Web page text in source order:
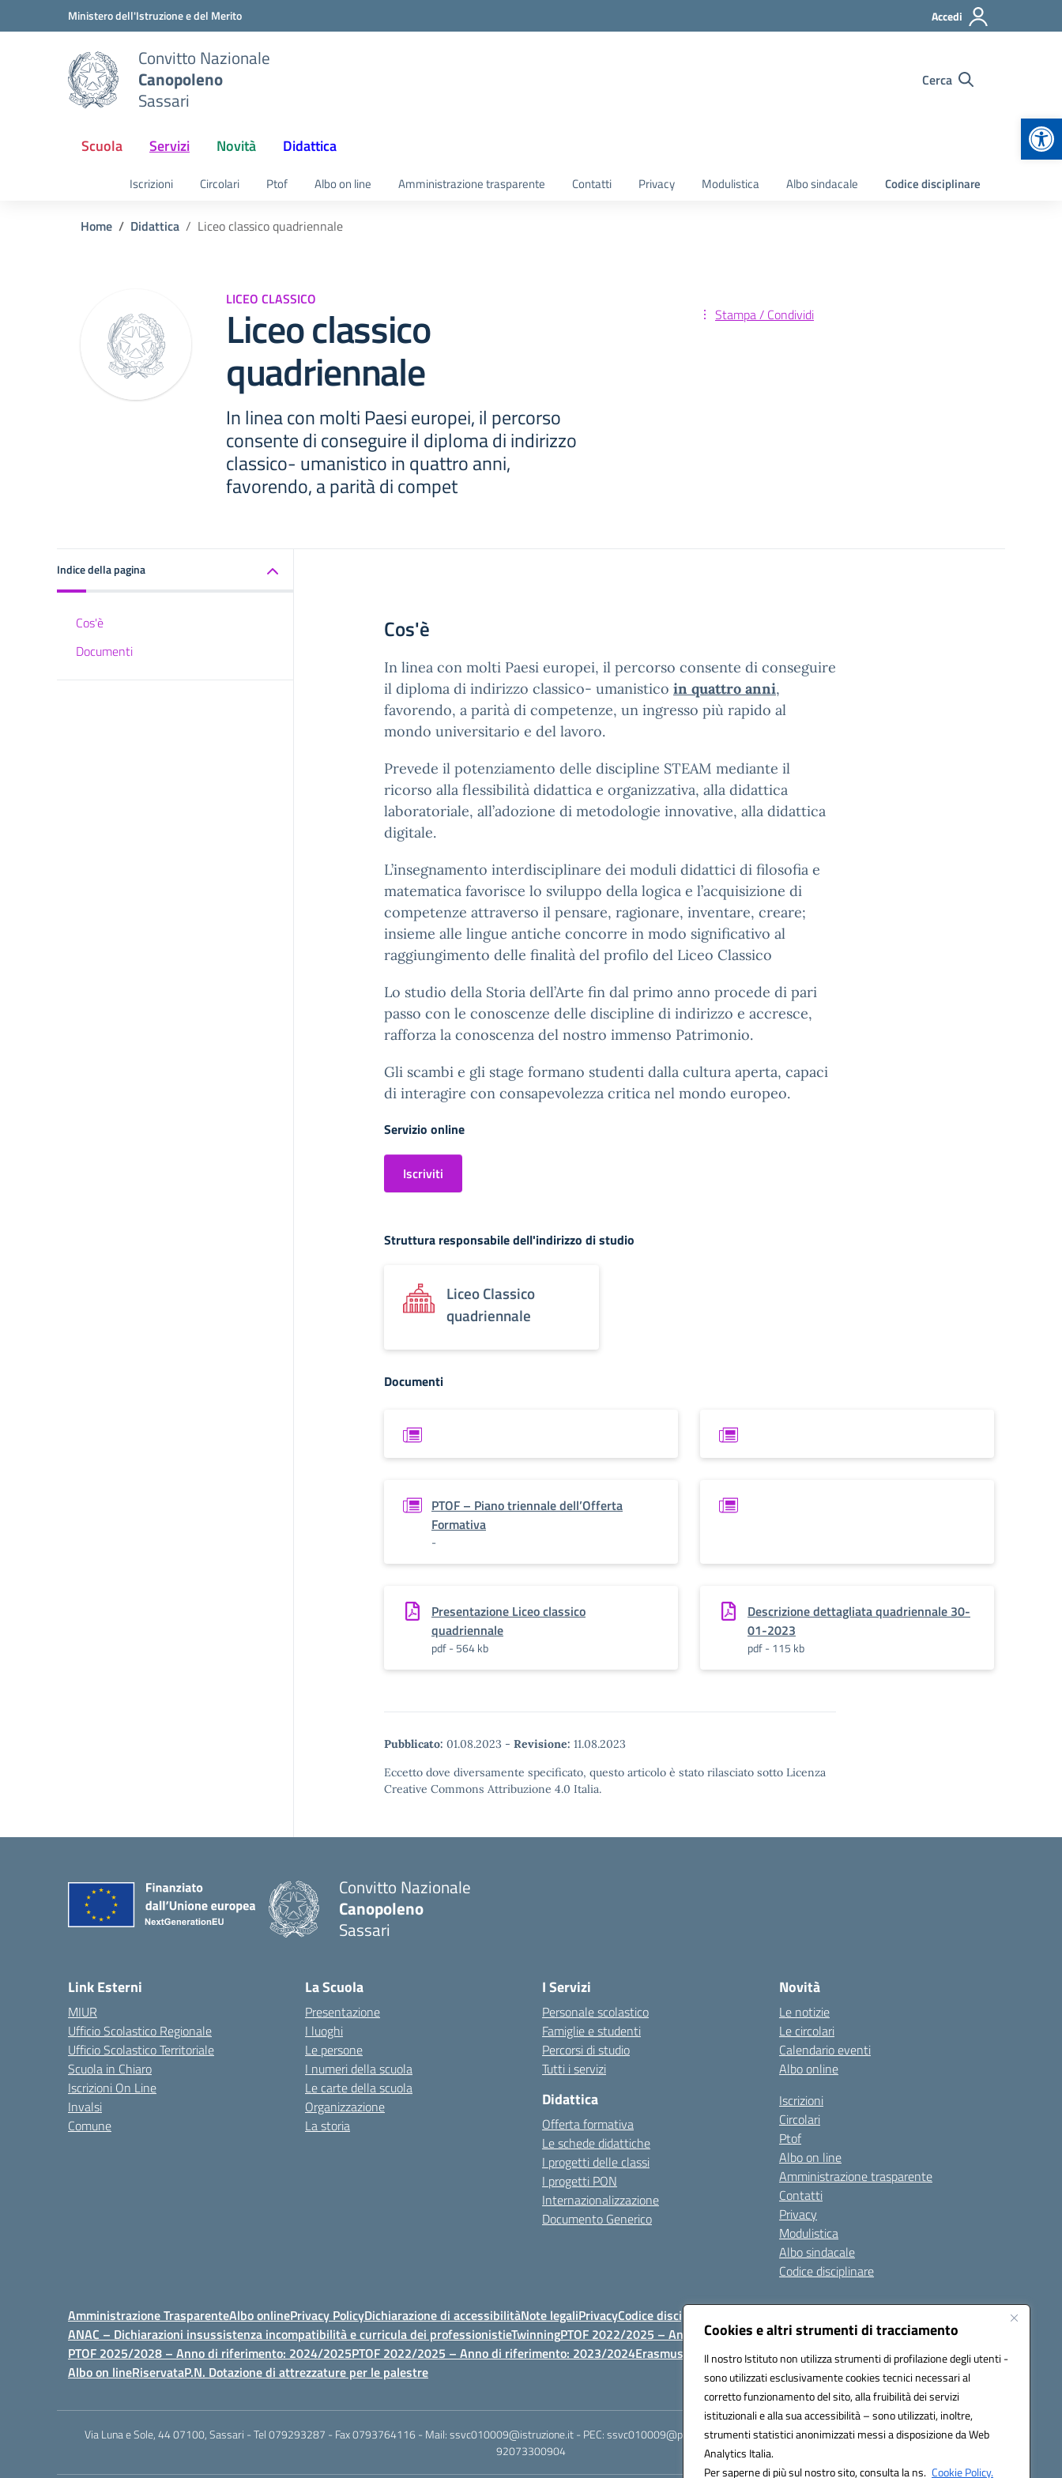
Cookies e altri strumenti di tracciamento
Il nostro Istituto non utilizza strumenti di profilazione degli utenti -
sono utilizzati esclusivamente cookies tecnici necessari al
corretto funzionamento del sito, alla fruibilità dei servizi
istituzionali e alla sua accessibilità – sono utilizzati, inoltre,
strumenti statistici anonimizzati messi a disposizione da Web
Analytics Italia.
Per saperne di più sul nostro sito, consulta la ns. Cookie Policy.
Vai ai contenuti
Vai al menu di navigazioneMinistero dell'Istruzione e del Merito Accedi
Convitto Nazionale
Canopoleno
Sassari
Cerca
Scuola Servizi Novità Didattica
Iscrizioni Circolari Ptof Albo on line Amministrazione trasparente Contatti Privacy Modulistica Albo sindacale Codice disciplinare
Home Didattica Liceo classico quadriennale
LICEO CLASSICO
Liceo classico
quadriennale
In linea con molti Paesi europei, il percorso
consente di conseguire il diploma di indirizzo
classico- umanistico in quattro anni,
favorendo, a parità di compet
Stampa / Condividi
Indice della pagina
Cos'è
Documenti
Cos'è
In linea con molti Paesi europei, il percorso consente di conseguire
il diploma di indirizzo classico- umanistico in quattro anni,
favorendo, a parità di competenze, un ingresso più rapido al
mondo universitario e del lavoro.
Prevede il potenziamento delle discipline STEAM mediante il
ricorso alla flessibilità didattica e organizzativa, alla didattica
laboratoriale, all’adozione di metodologie innovative, alla didattica
digitale.
L’insegnamento interdisciplinare dei moduli didattici di filosofia e
matematica favorisce lo sviluppo della logica e l’acquisizione di
competenze attraverso il pensare, ragionare, inventare, creare;
insieme alle lingue antiche concorre in modo significativo al
raggiungimento delle finalità del profilo del Liceo Classico
Lo studio della Storia dell’Arte fin dal primo anno procede di pari
passo con le conoscenze delle discipline di indirizzo e accresce,
rafforza la conoscenza del nostro immenso Patrimonio.
Gli scambi e gli stage formano studenti dalla cultura aperta, capaci
di interagire con consapevolezza critica nel mondo europeo.
Servizio online
Iscriviti
Struttura responsabile dell'indirizzo di studio
Liceo Classico
quadriennale
Documenti
PTOF – Piano triennale dell’Offerta
Formativa
-
Presentazione Liceo classico
quadriennale
pdf - 564 kb
Descrizione dettagliata quadriennale 30-
01-2023
pdf - 115 kb
Pubblicato: 01.08.2023 - Revisione: 11.08.2023
Eccetto dove diversamente specificato, questo articolo è stato rilasciato sotto Licenza
Creative Commons Attribuzione 4.0 Italia.
Convitto Nazionale
Canopoleno
Sassari
Link Esterni
MIUR
Ufficio Scolastico Regionale
Ufficio Scolastico Territoriale
Scuola in Chiaro
Iscrizioni On Line
Invalsi
Comune
La Scuola
Presentazione
I luoghi
Le persone
I numeri della scuola
Le carte della scuola
Organizzazione
La storia
I Servizi
Personale scolastico
Famiglie e studenti
Percorsi di studio
Tutti i servizi
Didattica
Offerta formativa
Le schede didattiche
I progetti delle classi
I progetti PON
Internazionalizzazione
Documento Generico
Novità
Le notizie
Le circolari
Calendario eventi
Albo online
Iscrizioni
Circolari
Ptof
Albo on line
Amministrazione trasparente
Contatti
Privacy
Modulistica
Albo sindacale
Codice disciplinare
Amministrazione TrasparenteAlbo onlinePrivacy PolicyDichiarazione di accessibilitàNote legaliPrivacyCodice disciplinare e di comportamento
ANAC – Dichiarazioni insussistenza incompatibilità e curricula dei professionistieTwinningPTOF 2022/2025 – Anno di riferimento: 2024/2025
PTOF 2025/2028 – Anno di riferimento: 2024/2025PTOF 2022/2025 – Anno di riferimento: 2023/2024Erasmus PTOF 2025/2028 – Anno di riferimento: 2025/2026
Albo on lineRiservataP.N. Dotazione di attrezzature per le palestre
Via Luna e Sole, 44 07100, Sassari - Tel 079293287 - Fax 0793764116 - Mail: ssvc010009@istruzione.it - PEC: ssvc010009@pec.istruzione.it - C.F. / P.IVA Convitto 80000150906 - C.F. Scuole
92073300904